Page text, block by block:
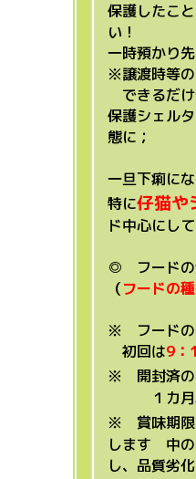
保護したこ
い！
一時預かり
※譲渡時等
できるだ
保護シェル
態に；
一旦下痢にな
特に仔猫や
ド中心にし
◎ フードの
（フードの
※ フードの
初回は9：
※ 開封済の
１カ月以
※ 賞味期限
します 中の
し、品質劣